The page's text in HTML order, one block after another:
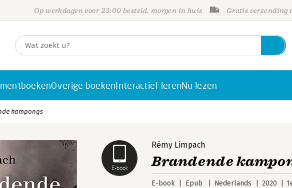
Op werkdagen voor 23:00 besteld, morgen in huis Gratis verzending
Overige boekenInteractief lerenNu lezen
kampongs
E-book
Rémy Limpach
Brandende
E-book Epub Nederlands 2020